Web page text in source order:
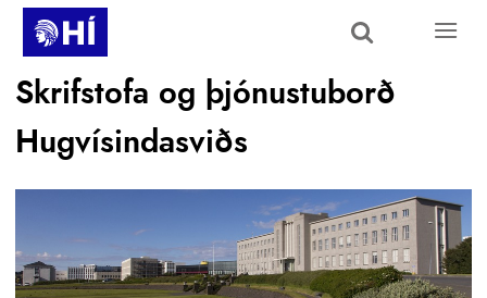
Skip to main content
Skrifstofa og þjónustuborð
Hugvísindasviðs